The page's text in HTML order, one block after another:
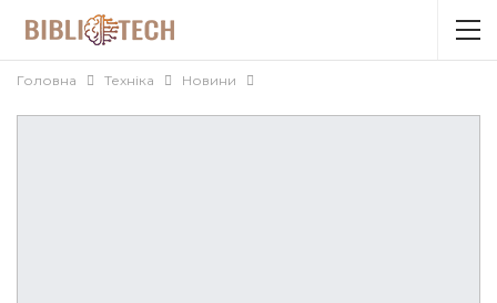
Головна Техніка Новини